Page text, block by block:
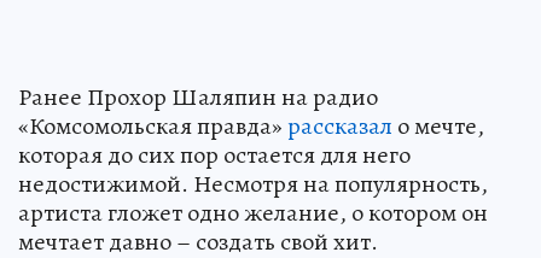
Ранее Прохор Шаляпин на радио
«Комсомольская правда»рассказал о мечте,
которая до сих пор остается для него
недостижимой. Несмотря на популярность,
артиста гложет одно желание, о котором он
мечтает давно – создать свой хит.